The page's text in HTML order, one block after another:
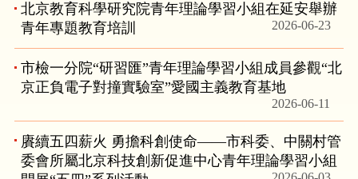
北京教育科學研究院青年理論學習小組在延安舉辦
青年專題教育培訓
2026-06-23
市檢一分院“研習匯”青年理論學習小組成員參觀“北
京正負電子對撞實驗室”愛國主義教育基地
2026-06-11
賡續五四薪火 勇擔科創使命——市科委、中關村管
委會所屬北京科技創新促進中心青年理論學習小組